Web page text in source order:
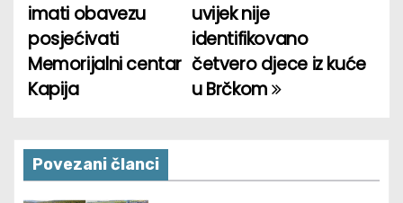
o
s
n
a
uvijek nije
identifikovano
četvero djece iz kuće
u Brčkom
imati obavezu
posjećivati
Memorijalni centar
Kapija
Povezani članci